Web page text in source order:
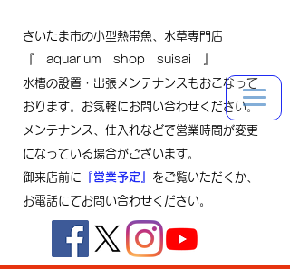
さいたま市の小型熱帯魚、水草専門店
『 aquarium shop suisai 』
水槽の設置・出張メンテナンスもおこなって
おります。お気軽にお問い合わせください。
メンテナンス、仕入れなどで営業時間が変更
になっている場合がございます。
御来店前に 『営業予定』 をご覧いただくか、
お電話にてお問い合わせください。